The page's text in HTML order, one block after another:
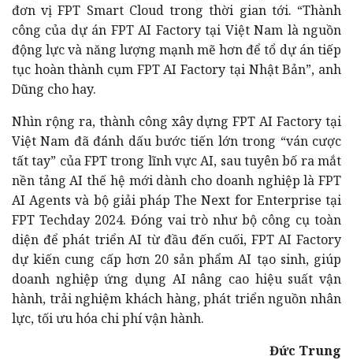
đơn vị FPT Smart Cloud trong thời gian tới. “Thành
công của dự án FPT AI Factory tại Việt Nam là nguồn
động lực và năng lượng mạnh mẽ hơn để tổ dự án tiếp
tục hoàn thành cụm FPT AI Factory tại Nhật Bản”, anh
Dũng cho hay.
Nhìn rộng ra, thành công xây dựng FPT AI Factory tại
Việt Nam đã đánh dấu bước tiến lớn trong “ván cược
tất tay” của FPT trong lĩnh vực AI, sau tuyên bố ra mắt
nền tảng AI thế hệ mới dành cho doanh nghiệp là FPT
AI Agents và bộ giải pháp The Next for Enterprise tại
FPT Techday 2024. Đóng vai trò như bộ công cụ toàn
diện để phát triển AI từ đầu đến cuối, FPT AI Factory
dự kiến cung cấp hơn 20 sản phẩm AI tạo sinh, giúp
doanh nghiệp ứng dụng AI nâng cao hiệu suất vận
hành, trải nghiệm khách hàng, phát triển nguồn nhân
lực, tối ưu hóa chi phí vận hành.
Đức Trung